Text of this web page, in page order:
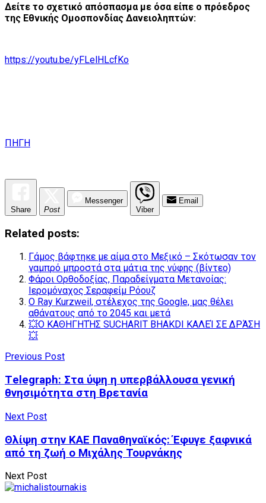
Δείτε το σχετικό απόσπασμα με όσα είπε ο πρόεδρος
της Εθνικής Ομοσπονδίας Δανειοληπτών:
https://youtu.be/yFLelHLcfKo
ΠΗΓΗ
Share Post
Messenger
Viber
Email
Related posts:
Γάμος βάφτηκε με αίμα στο Μεξικό – Σκότωσαν τον
γαμπρό μπροστά στα μάτια της νύφης (βίντεο)
Φάροι Ορθοδοξίας, Παραδείγματα Μετανοίας:
Ιερομόναχος Σεραφείμ Ρόουζ
Ο Ray Kurzweil, στέλεχος της Google, μας θέλει
αθάνατους από το 2045 και μετά
💥Ο ΚΑΘΗΓΗΤΉΣ SUCHARIT BHAKDI ΚΑΛΕΊ ΣΕ ΔΡΆΣΗ
💥
Previous Post
Τelegraph: Στα ύψη η υπερβάλλουσα γενική
θνησιμότητα στη Βρετανία
Next Post
Θλίψη στην ΚΑΕ Παναθηναϊκός: Έφυγε ξαφνικά
από τη ζωή ο Μιχάλης Τουρνάκης
Next Post